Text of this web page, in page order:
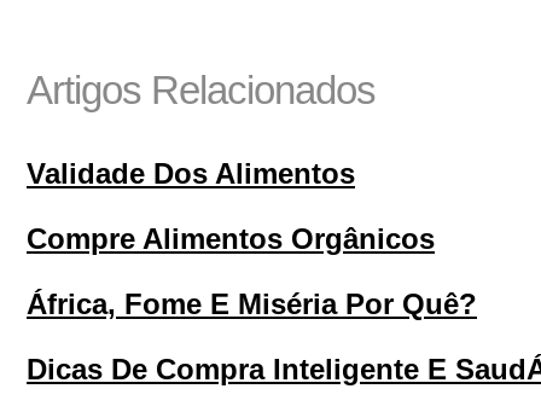
Artigos Relacionados
Validade Dos Alimentos
Compre Alimentos Orgânicos
África, Fome E Miséria Por Quê?
Dicas De Compra Inteligente E